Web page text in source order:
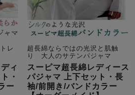
レ
ィ
・
ー
超長綿ならではの光沢と肌触
り 大人のサテンパジャマ
スーピマ超長綿レディース
パジャマ 上下セット・長
袖/前開き/バンドカラー